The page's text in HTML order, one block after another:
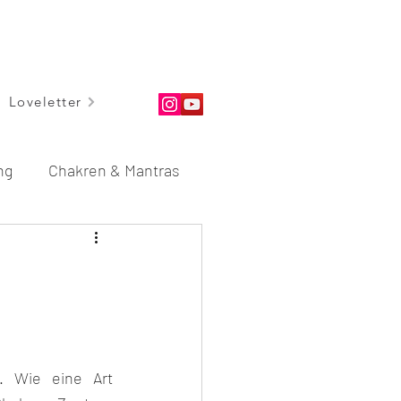
Loveletter
Chakren & Mantras
Rituale
Wie eine Art